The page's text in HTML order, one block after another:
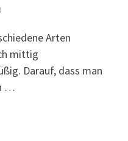
Arten
mittig
Darauf, dass man
…